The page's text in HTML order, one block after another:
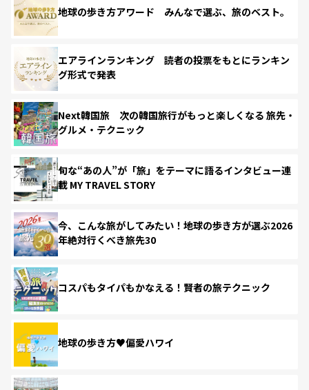
地球の歩き方アワード みんなで選ぶ、旅のベスト。
エアラインランキング 読者の投票をもとにランキン
グ形式で発表
Next韓国旅 次の韓国旅行がもっと楽しくなる 旅先・
グルメ・テクニック
旬な“あの人”が「旅」をテーマに語るインタビュー連
載 MY TRAVEL STORY
今、こんな旅がしてみたい！地球の歩き方が選ぶ2026
年絶対行くべき旅先30
コスパもタイパもかなえる！賢者の旅テクニック
地球の歩き方♥偏愛ハワイ